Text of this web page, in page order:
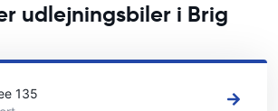
udlejningsbiler i Brig
i Brig Glis
135